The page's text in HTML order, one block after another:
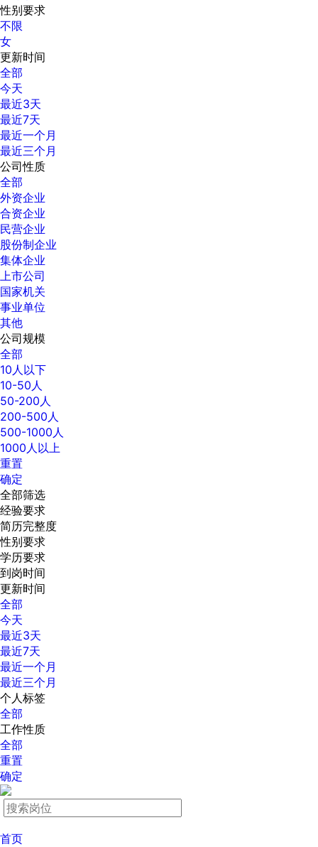
性别要求
不限
女
更新时间
全部
今天
最近3天
最近7天
最近一个月
最近三个月
公司性质
全部
外资企业
合资企业
民营企业
股份制企业
集体企业
上市公司
国家机关
事业单位
其他
公司规模
全部
10人以下
10-50人
50-200人
200-500人
500-1000人
1000人以上
重置
确定
全部筛选
经验要求
简历完整度
性别要求
学历要求
到岗时间
更新时间
全部
今天
最近3天
最近7天
最近一个月
最近三个月
个人标签
全部
工作性质
全部
重置
确定
首页